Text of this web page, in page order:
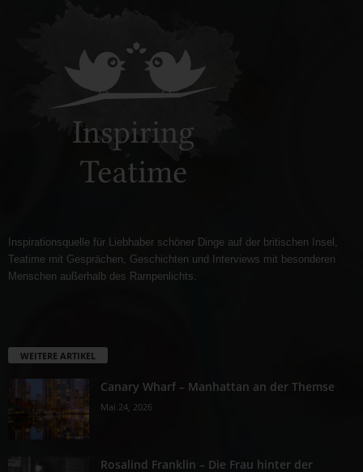
Inspirationsquelle für Liebhaber schöner Dinge auf der britischen Insel,
Teatime mit Gesprächen, Geschichten und Interviews mit besonderen
Menschen außerhalb des Rampenlichts.
WEITERE ARTIKEL
Canary Wharf – Manhattan an der Themse
Mai 24, 2026
Rosalind Franklin – Die Frau hinter der